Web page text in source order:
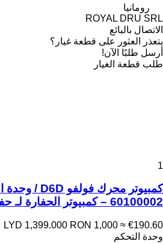
رومانيا
ROYAL DRU SRL
الاتصال بالبائع
يتعذر العثور على قطعة غيار؟
أرسل طلبًا الآن!
طلب قطعة الغيار
1
60100002 – كمبيوتر الحفارة لـ حفارة Volvo EC210B
LYD 1,399.000 RON 1,000 ≈ €190.60
وحدة التحكم